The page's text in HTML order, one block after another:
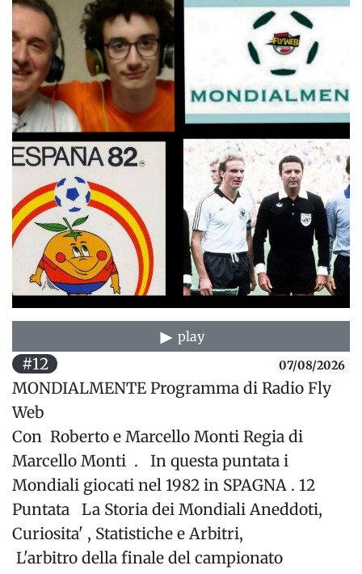
play
#12 07/08/2026
MONDIALMENTE Programma di Radio Fly
Web
Con Roberto e Marcello Monti Regia di
Marcello Monti . In questa puntata i
Mondiali giocati nel 1982 in SPAGNA . 12
Puntata La Storia dei Mondiali Aneddoti,
Curiosita' , Statistiche e Arbitri,
L'arbitro della finale del campionato